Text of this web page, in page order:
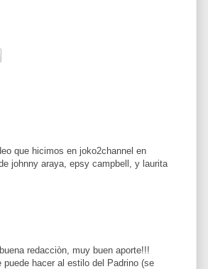
que hicimos en joko2channel en
johnny araya, epsy campbell, y laurita
redacciòn, muy buen aporte!!!
hacer al estilo del Padrino (se